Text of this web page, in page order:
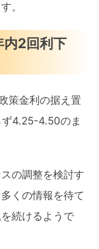
。
2回利下
策金利の据え置
ず4.25-4.50のま
の調整を検討す
くの情報を待て
続けるようで